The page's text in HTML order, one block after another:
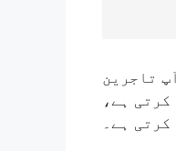
تاجرین
ہے،
ہے۔